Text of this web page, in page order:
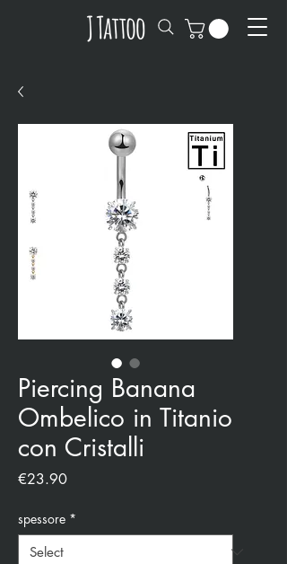
Piercing Banana
Ombelico in Titanio
con Cristalli
€23.90Price
spessore *